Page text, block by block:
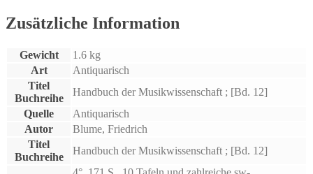
Zusätzliche Information
Gewicht
1.6 kg
Art
Antiquarisch
Titel
Buchreihe
Handbuch der Musikwissenschaft ; [Bd. 12]
Quelle
Antiquarisch
Autor
Blume, Friedrich
Titel
Buchreihe
Handbuch der Musikwissenschaft ; [Bd. 12]